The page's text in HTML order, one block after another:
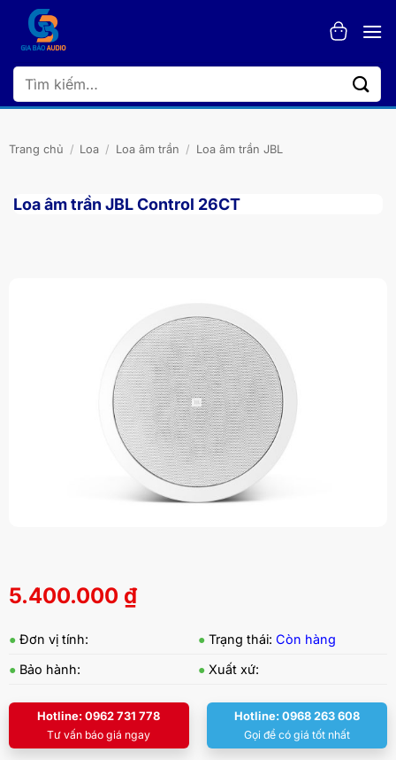
dung
Tìm
kiếm:
Trang chủ / Loa / Loa âm trần / Loa âm trần JBL
Loa âm trần JBL Control 26CT
5.400.000 ₫
● Đơn vị tính: ● Trạng thái: Còn hàng
● Bảo hành: ● Xuất xứ:
Hotline: 0962 731 778
Tư vấn báo giá ngay
Hotline: 0968 263 608
Gọi để có giá tốt nhất